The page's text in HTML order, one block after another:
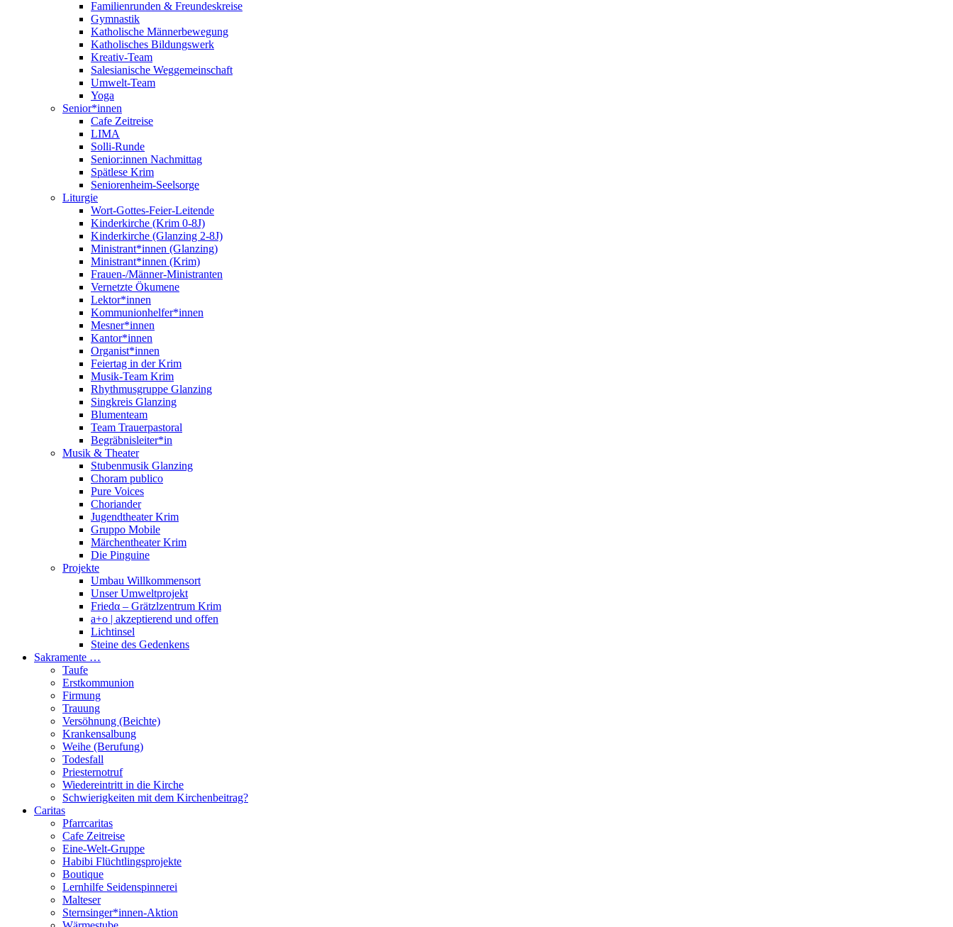
Familienrunden & Freundeskreise
Gymnastik
Katholische Männerbewegung
Katholisches Bildungswerk
Kreativ-Team
Salesianische Weggemeinschaft
Umwelt-Team
Yoga
Senior*innen
Cafe Zeitreise
LIMA
Solli-Runde
Senior:innen Nachmittag
Spätlese Krim
Seniorenheim-Seelsorge
Liturgie
Wort-Gottes-Feier-Leitende
Kinderkirche (Krim 0-8J)
Kinderkirche (Glanzing 2-8J)
Ministrant*innen (Glanzing)
Ministrant*innen (Krim)
Frauen-/Männer-Ministranten
Vernetzte Ökumene
Lektor*innen
Kommunionhelfer*innen
Mesner*innen
Kantor*innen
Organist*innen
Feiertag in der Krim
Musik-Team Krim
Rhythmusgruppe Glanzing
Singkreis Glanzing
Blumenteam
Team Trauerpastoral
Begräbnisleiter*in
Musik & Theater
Stubenmusik Glanzing
Choram publico
Pure Voices
Choriander
Jugendtheater Krim
Gruppo Mobile
Märchentheater Krim
Die Pinguine
Projekte
Umbau Willkommensort
Unser Umweltprojekt
Friedα – Grätzlzentrum Krim
a+o | akzeptierend und offen
Lichtinsel
Steine des Gedenkens
Sakramente …
Taufe
Erstkommunion
Firmung
Trauung
Versöhnung (Beichte)
Krankensalbung
Weihe (Berufung)
Todesfall
Priesternotruf
Wiedereintritt in die Kirche
Schwierigkeiten mit dem Kirchenbeitrag?
Caritas
Pfarrcaritas
Cafe Zeitreise
Eine-Welt-Gruppe
Habibi Flüchtlingsprojekte
Boutique
Lernhilfe Seidenspinnerei
Malteser
Sternsinger*innen-Aktion